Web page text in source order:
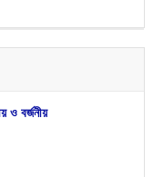
ও বর্জনীয়